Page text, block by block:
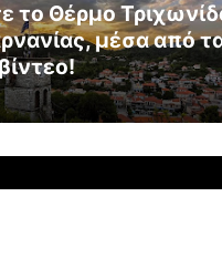
το Θέρμο
μέσα από